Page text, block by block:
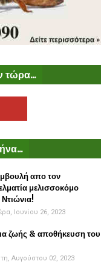
τώρα...
απο τον
μελισσοκόμο
Ιουνίου 26, 2023
ζωής & αποθήκευση του
Αυγούστου 02, 2023